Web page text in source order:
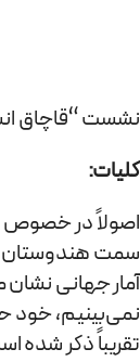
نشست “قاچاق
کلیات:
اصولاً در خصوص
سمت هندوستان و
نمی‌بینیم، خود
تقریباً‌ ذکر شده